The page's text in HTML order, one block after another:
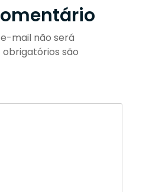
mail não será
são